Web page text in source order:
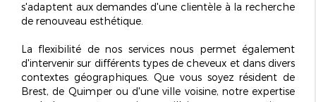
s'adaptent aux demandes d'une clientèle à la recherche
de renouveau esthétique.
La flexibilité de nos services nous permet également
d'intervenir sur différents types de cheveux et dans divers
contextes géographiques. Que vous soyez résident de
Brest, de Quimper ou d'une ville voisine, notre expertise